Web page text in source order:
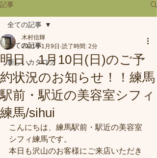
記事
全ての記事
新しいカタログ
全ての記事
明日、1月10日(日)のご予
約状況のお知らせ！！練馬
駅前・駅近の美容室シフィ
練馬/sihui
木村信輝
2021年1月9日 読了時間: 2分
こんにちは、練馬駅前・駅近の美容室
シフィ練馬です。
本日も沢山のお客様にご来店いただき